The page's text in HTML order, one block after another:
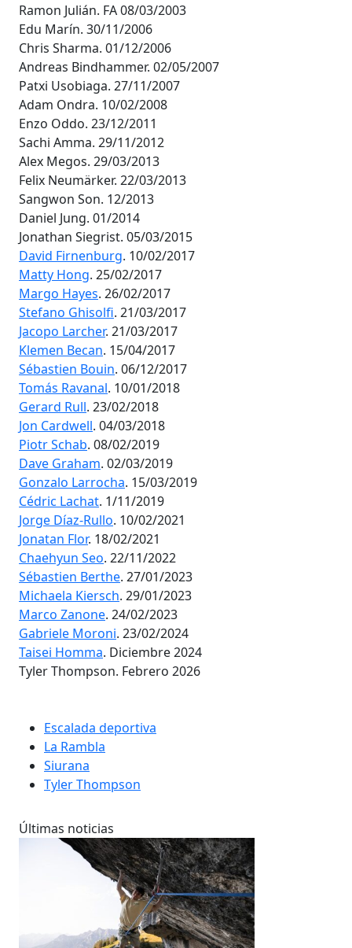
Ramon Julián. FA 08/03/2003
Edu Marín. 30/11/2006
Chris Sharma. 01/12/2006
Andreas Bindhammer. 02/05/2007
Patxi Usobiaga. 27/11/2007
Adam Ondra. 10/02/2008
Enzo Oddo. 23/12/2011
Sachi Amma. 29/11/2012
Alex Megos. 29/03/2013
Felix Neumärker. 22/03/2013
Sangwon Son. 12/2013
Daniel Jung. 01/2014
Jonathan Siegrist. 05/03/2015
David Firnenburg. 10/02/2017
Matty Hong. 25/02/2017
Margo Hayes. 26/02/2017
Stefano Ghisolfi. 21/03/2017
Jacopo Larcher. 21/03/2017
Klemen Becan. 15/04/2017
Sébastien Bouin. 06/12/2017
Tomás Ravanal. 10/01/2018
Gerard Rull. 23/02/2018
Jon Cardwell. 04/03/2018
Piotr Schab. 08/02/2019
Dave Graham. 02/03/2019
Gonzalo Larrocha. 15/03/2019
Cédric Lachat. 1/11/2019
Jorge Díaz-Rullo. 10/02/2021
Jonatan Flor. 18/02/2021
Chaehyun Seo. 22/11/2022
Sébastien Berthe. 27/01/2023
Michaela Kiersch. 29/01/2023
Marco Zanone. 24/02/2023
Gabriele Moroni. 23/02/2024
Taisei Homma. Diciembre 2024
Tyler Thompson. Febrero 2026
Escalada deportiva
La Rambla
Siurana
Tyler Thompson
Últimas noticias